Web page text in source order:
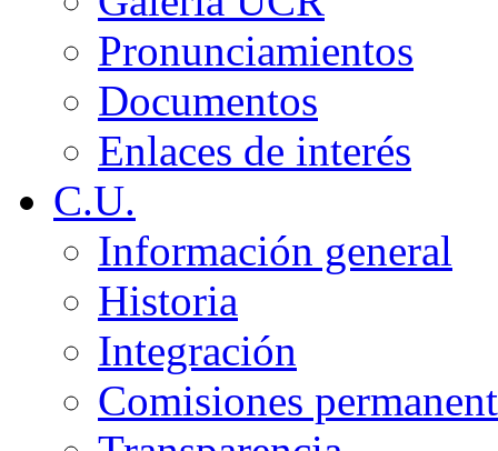
Pronunciamientos
Documentos
Enlaces de interés
C.U.
Información general
Historia
Integración
Comisiones